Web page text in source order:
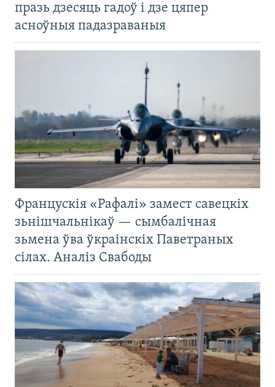
празь дзесяць гадоў і дзе цяпер
асноўныя падазраваныя
Францускія «Рафалі» замест савецкіх
зьнішчальнікаў — сымбалічная
зьмена ўва ўкраінскіх Паветраных
сілах. Аналіз Свабоды